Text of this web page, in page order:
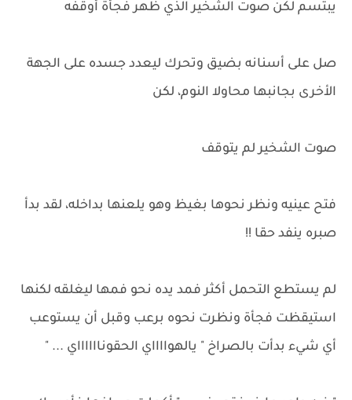
يبتسم لكن صوت الشخير الذي ظهر فجأة أوقفه
صل على أسنانه بضيق وتحرك ليعدد جسده على الجهة
الأخرى بجانبها محاولا النوم، لكن
صوت الشخير لم يتوقف
فتح عينيه ونظر نحوها بغيظ وهو يلعنها بداخله، لقد بدأ
صبره ينفد حقا !!
لم يستطع التحمل أكثر فمد يده نحو فمها ليغلقه لكنها
استيقظت فجأة ونظرت نحوه برعب وقبل أن يستوعب
أي شيء بدأت بالصراخ " يالهوااااي الحقونااااااي ... "